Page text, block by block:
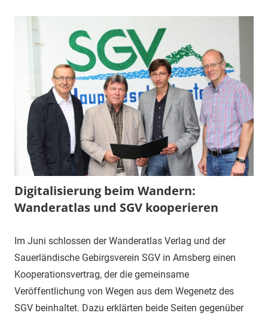
Digitalisierung beim Wandern:
Wanderatlas und SGV kooperieren
Im Juni schlossen der Wanderatlas Verlag und der
Sauerländische Gebirgsverein SGV in Arnsberg einen
Kooperationsvertrag, der die gemeinsame
Veröffentlichung von Wegen aus dem Wegenetz des
SGV beinhaltet. Dazu erklärten beide Seiten gegenüber